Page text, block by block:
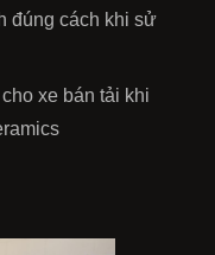
đúng cách khi sử
xe bán tải khi